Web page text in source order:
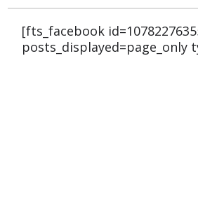
[fts_facebook
posts_displayed=page_only